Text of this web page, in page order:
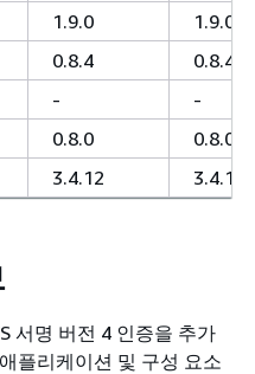
1.9.0
1.9.0
0.8.4
0.8.4
-
-
0.8.0
0.8.0
3.4.12 3.4.12
서명 버전 4 인증을 추가
플리케이션 및 구성 요소